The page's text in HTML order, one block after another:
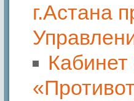
г.Астана